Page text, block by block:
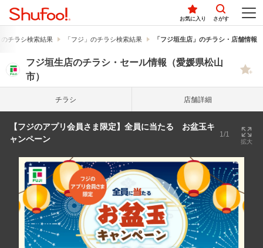
お気に入り さがす
チラシ検索結果 「フジ」のチラシ検索結果 「フジ垣生店」のチラシ・店舗情報
フジ垣生店のチラシ・セール情報（愛媛県松山
市）
チラシ 店舗詳細
【フジのアプリ会員さま限定】全員に当たる お盆玉キ
ャンペーン
1/1
拡大